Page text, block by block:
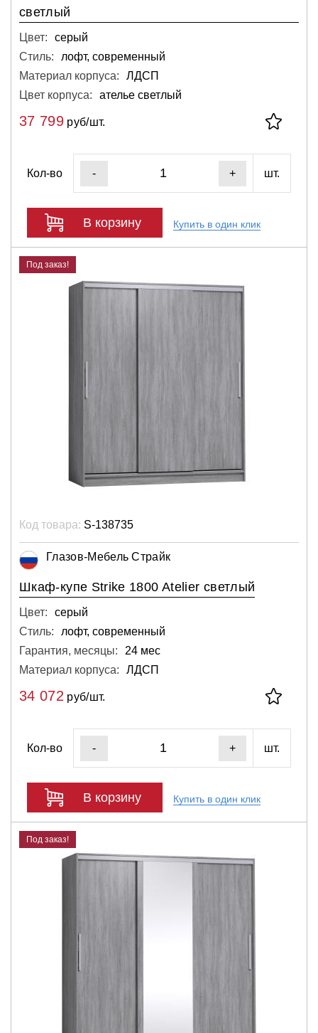
светлый
Цвет:
серый
Стиль:
лофт, современный
Материал корпуса:
ЛДСП
Цвет корпуса:
ателье светлый
37 799руб/шт.
Кол-во - + шт.
В корзину Купить в один клик
Под заказ!
Код товара: S-138735
Глазов-Мебель Страйк
Шкаф-купе Strike 1800 Atelier светлый
Цвет:
серый
Стиль:
лофт, современный
Гарантия, месяцы:
24 мес
Материал корпуса:
ЛДСП
34 072 руб/шт.
Кол-во - + шт.
В корзину Купить в один клик
Под заказ!